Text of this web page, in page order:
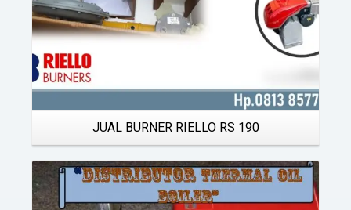
JUAL BURNER RIELLO RS 190